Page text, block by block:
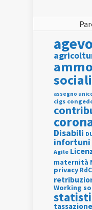
sociali
assegno
cigs
Disabili
infortuni
Agile
maternità
privacy RdC
Working
tassazione